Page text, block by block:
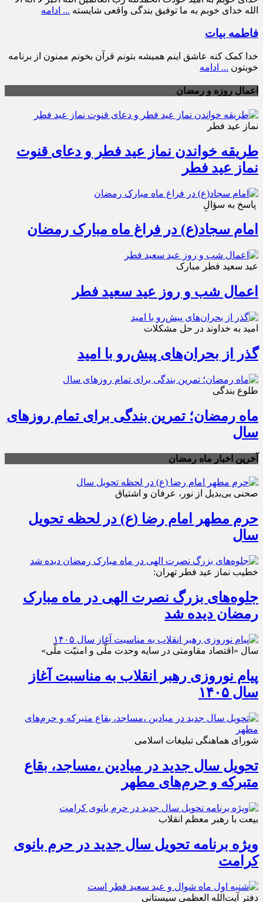
الله خدای خوبم به ما توفیق بندگی واقعی شایسته ... ادامه
فاطمه بیات
خدا کمک کنه عاشق اینم همیشه بتونم قرآن بخونم ممنون از برنامه
خوبتون ... ادامه
اعمال روزه و رمضان
نماز عید فطر
طریقه خواندن نماز عید فطر و دعای قنوت
نماز عید فطر
پاسخ به سؤالِ
امام سجاد(ع) در فراغ ماه مبارک رمضان
عید سعید فطر مبارک
اعمال شب و روز عید سعید فطر
امید به خداوند در حل مشکلات
گذر از بحران‌های پیش‌رو با امید
طلوع بندگی
ماه رمضان؛ تمرین بندگی برای تمام روزهای
سال
آخرین اخبار ماه رمضان
صحنی بی‌بدیل از نور، عرفان و اشتیاق
حرم مطهر امام رضا (ع) در لحظه تحویل
سال
خطیب نماز عید فطر تهران:
جلوه‌های بزرگ نصرت الهی در ماه مبارک
رمضان دیده شد
سال «اقتصاد مقاومتی در سایه وحدت ملّی و امنیّت ملّی»
پیام نوروزی رهبر انقلاب به مناسبت آغاز
سال ۱۴۰۵
شورای هماهنگی تبلیغات اسلامی
تحویل سال‌ جدید در میادین ،مساجد، بقاع
متبرکه‌ و حرم‌های‌ مطهر
بیعت با رهبر معظم انقلاب
ویژه برنامه تحویل سال جدید در حرم بانوی
کرامت
دفتر آیت‌الله العظمی سیستانی